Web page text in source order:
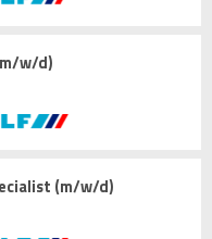
w/d)
(m/w/d)